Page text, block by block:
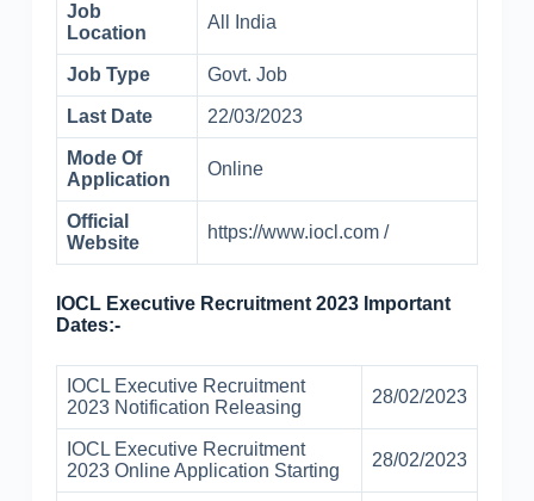
Job
Location
All India
Job Type Govt. Job
Last Date 22/03/2023
Mode Of
Application
Online
Official
Website
https://www.iocl.com /
IOCL Executive Recruitment 2023 Important
Dates:-
IOCL Executive Recruitment
2023 Notification Releasing
28/02/2023
IOCL Executive Recruitment
2023 Online Application Starting
28/02/2023